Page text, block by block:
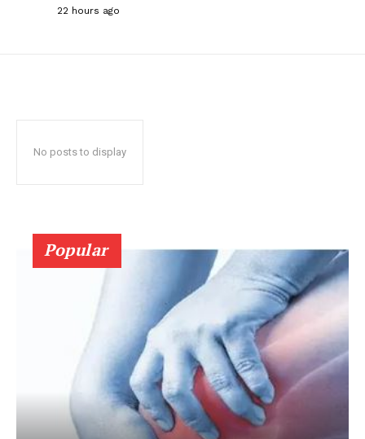
22 hours ago
No posts to display
Popular